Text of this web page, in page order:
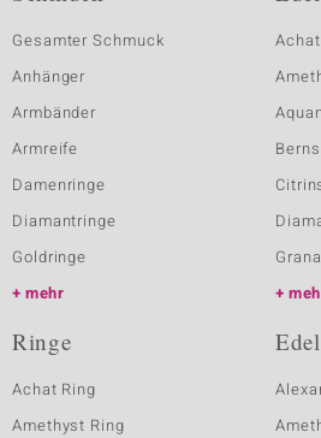
Gesamter Schmuck
Anhänger
Armbänder
Armreife
Damenringe
Diamantringe
Goldringe
mehr
Ringe
Achat Ring
Amethyst Ring